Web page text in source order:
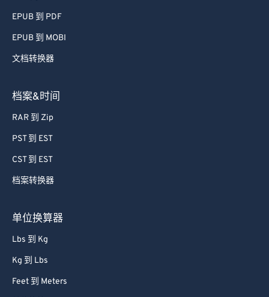
EPUB 到 PDF
EPUB 到 MOBI
文档转换器
档案&时间
RAR 到 Zip
PST 到 EST
CST 到 EST
档案转换器
单位换算器
Lbs 到 Kg
Kg 到 Lbs
Feet 到 Meters